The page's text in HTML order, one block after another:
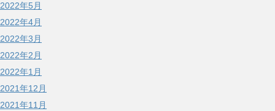
2022年5月
2022年4月
2022年3月
2022年2月
2022年1月
2021年12月
2021年11月